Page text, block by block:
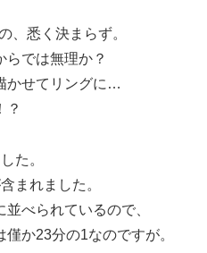
、悉く決まらず。
らでは無理か？
かせてリングに…
？
た。
まれました。
べられているので、
か23分の1なのですが。